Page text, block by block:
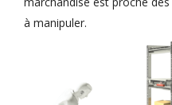
à manipuler.